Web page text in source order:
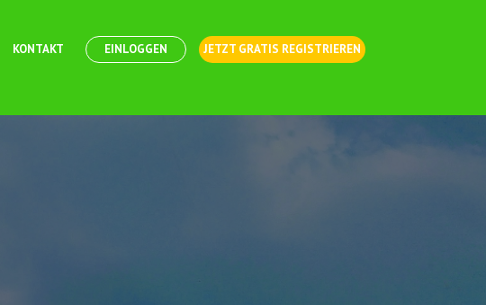
KONTAKT EINLOGGEN JETZT GRATIS REGISTRIEREN